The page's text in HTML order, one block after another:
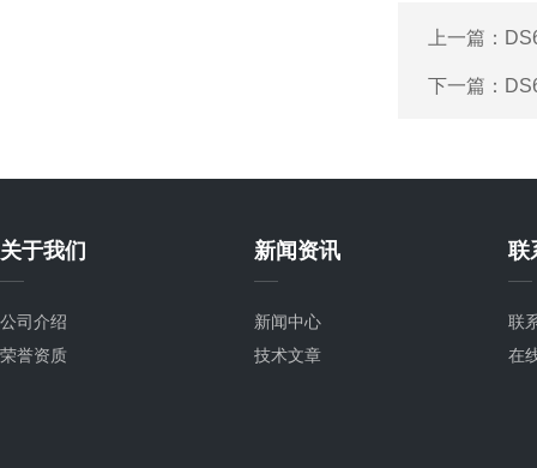
上一篇：
下一篇：
关于我们
公司介绍
荣誉资质
新闻资讯
新闻中心
技术文章
联
联
在